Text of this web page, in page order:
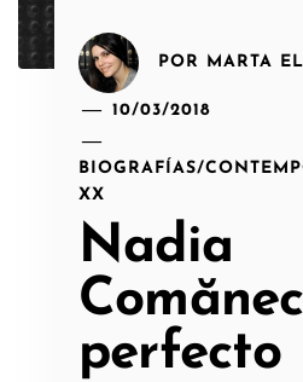
POR MARTA
10/03/2018
BIOGRAFÍAS/
XX
Nadia
perfecto